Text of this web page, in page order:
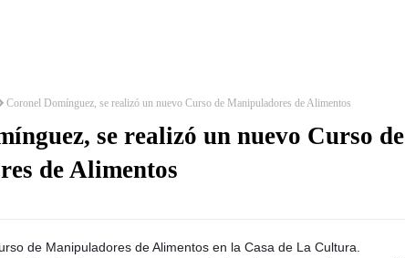
Coronel Domínguez, se realizó un nuevo Curso de Manipuladores de Alimentos
se realizó un nuevo Curso de
de Alimentos
de Manipuladores de Alimentos en la Casa de La Cultura.